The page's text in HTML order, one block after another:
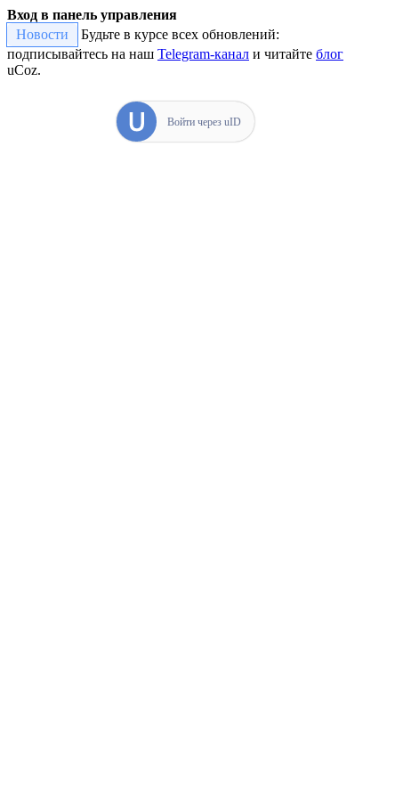
Вход в панель управления
Новости
Будьте в курсе всех обновлений:
подписывайтесь на наш Telegram-канал и читайте блог
uCoz.
Войти через uID